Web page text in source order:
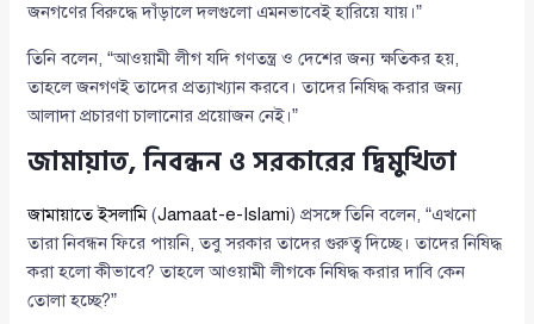
জনগণের বিরুদ্ধে দাঁড়ালে দলগুলো এমনভাবেই হারিয়ে যায়।”
তিনি বলেন, “আওয়ামী লীগ যদি গণতন্ত্র ও দেশের জন্য ক্ষতিকর হয়,
তাহলে জনগণই তাদের প্রত্যাখ্যান করবে। তাদের নিষিদ্ধ করার জন্য
আলাদা প্রচারণা চালানোর প্রয়োজন নেই।”
জামায়াত, নিবন্ধন ও সরকারের দ্বিমুখিতা
জামায়াতে ইসলামি(Jamaat-e-Islami) প্রসঙ্গে তিনি বলেন, “এখনো
তারা নিবন্ধন ফিরে পায়নি, তবু সরকার তাদের গুরুত্ব দিচ্ছে। তাদের নিষিদ্ধ
করা হলো কীভাবে? তাহলে আওয়ামী লীগকে নিষিদ্ধ করার দাবি কেন
তোলা হচ্ছে?”